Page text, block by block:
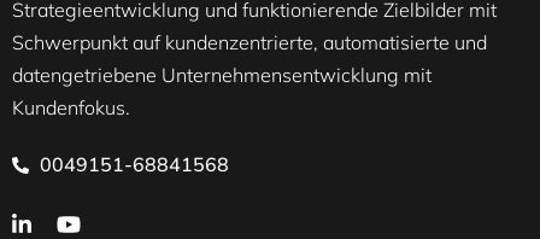
Strategieentwicklung und funktionierende Zielbilder mit
Schwerpunkt auf kundenzentrierte, automatisierte und
datengetriebene Unternehmensentwicklung mit
Kundenfokus.
0049151-68841568